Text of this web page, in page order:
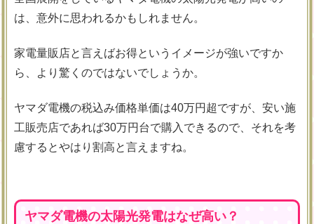
は、意外に思われるかもしれません。
家電量販店と言えばお得というイメージが強いですか
ら、より驚くのではないでしょうか。
ヤマダ電機の税込み価格単価は40万円超ですが、安い施
工販売店であれば30万円台で購入できるので、それを考
慮するとやはり割高と言えますね。
ヤマダ電機の太陽光発電はなぜ高い？